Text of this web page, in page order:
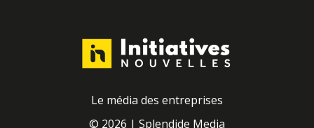
Le média des entreprises
© 2026 | Splendide Media